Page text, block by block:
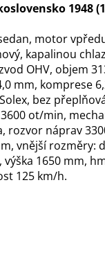
1948
motor
kapalinou
OHV, objem
mm, komprese
bez
ot/min,
rozvor náprav
vnější rozměry:
výška 1650 mm,
125 km/h.